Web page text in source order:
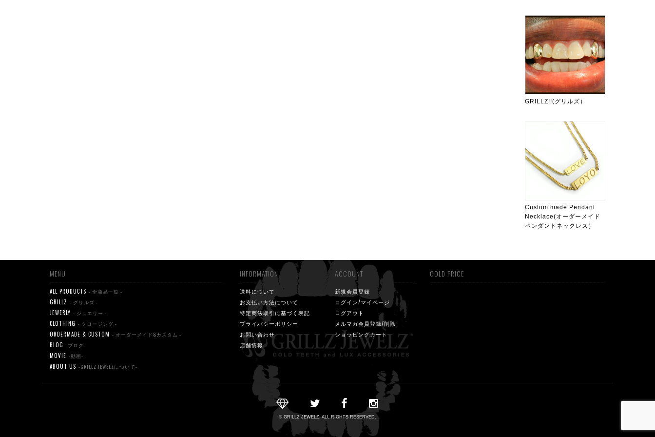
GRILLZ!!(グリルズ）
Custom made Pendant
Necklace(オーダーメイド
ペンダントネックレス）
MENU
ALL PRODUCTS - 全商品一覧 -
GRILLZ - グリルズ -
JEWERLY - ジュエリー -
CLOTHING - クロージング -
ORDERMADE & CUSTOM - オーダーメイド&カスタム -
BLOG -ブログ-
MOVIE -動画-
ABOUT US -GRILLZ JEWELZについて-
INFORMATION
送料について
お支払い方法について
特定商法取引に基づく表記
プライバシーポリシー
お問い合わせ
店舗情報
ACCOUNT
新規会員登録
ログイン/マイページ
ログアウト
メルマガ会員登録/削除
ショッピングカート
GOLD PRICE
© GRILLZ JEWELZ. ALL RIGHTS RESERVED.